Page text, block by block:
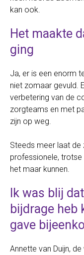
kan ook.
Het maakte
ging
Ja, er is een enorm
niet zomaar gevuld.
verbetering van de
zorgteams en met
zijn op weg.
Steeds meer laat de
professionele,
het maar kunnen.
Ik was blij
bijdrage heb
gave
Annette van Duijn,